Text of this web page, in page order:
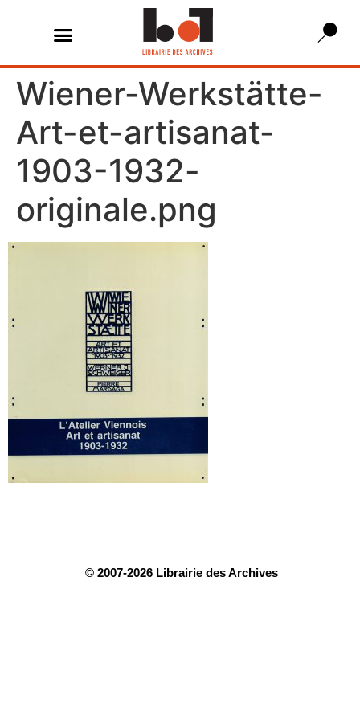
Wiener-Werkstätte-
Art-et-artisanat-
1903-1932-
originale.png
© 2007-2026 Librairie des Archives